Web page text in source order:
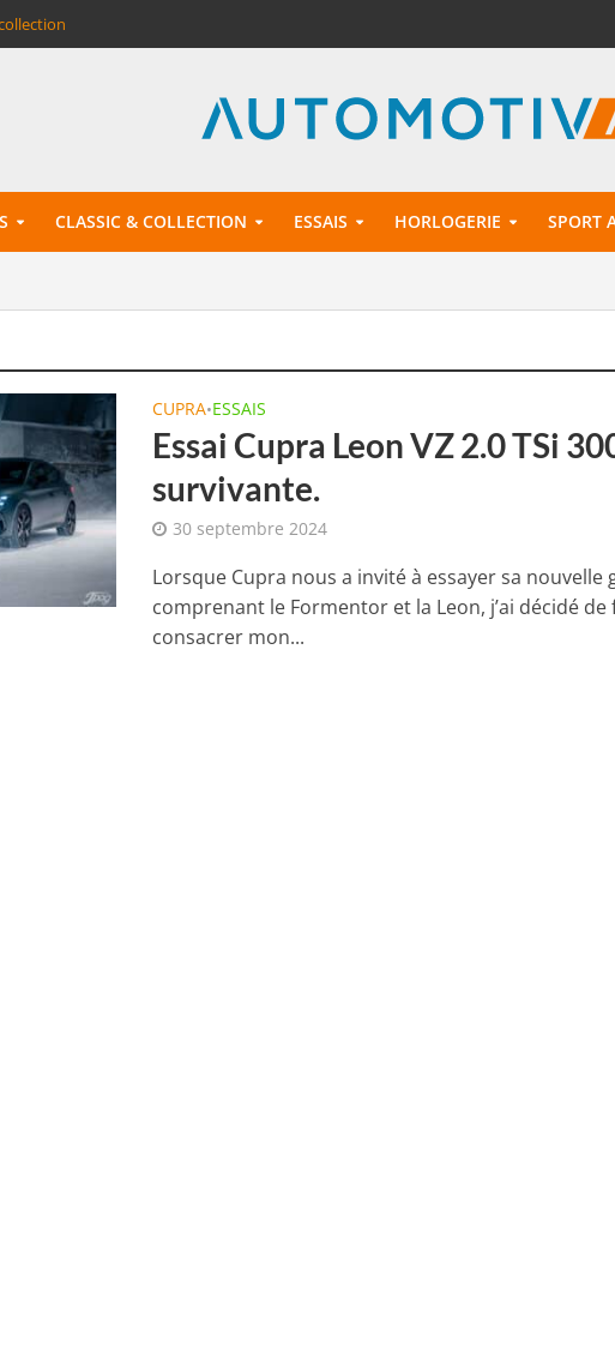
CLASSIC & COLLECTION ESSAIS HORLOGERIE SPORT
CUPRA•ESSAIS
Essai Cupra Leon VZ 2.0 TSi
survivante.
30 septembre 2024
Lorsque Cupra nous a invité à essayer sa nouvelle
comprenant le Formentor et la Leon, j’ai décidé
consacrer mon...